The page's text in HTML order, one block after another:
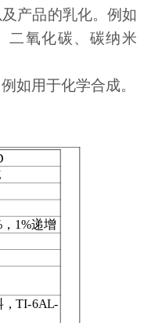
产品的乳化。例如
二氧化碳、碳纳米
如用于化学合成。
，1%递增
，TI-6AL-